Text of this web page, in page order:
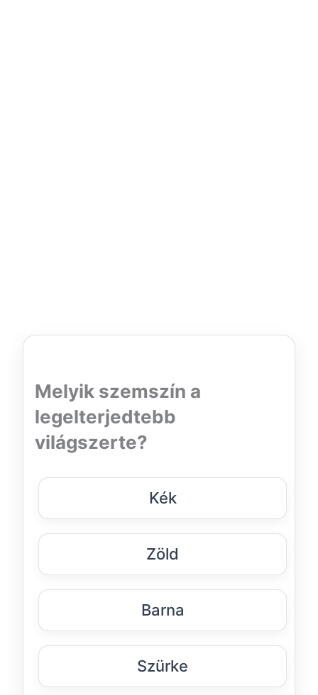
Melyik szemszín a
legelterjedtebb
világszerte?
Kék
Zöld
Barna
Szürke